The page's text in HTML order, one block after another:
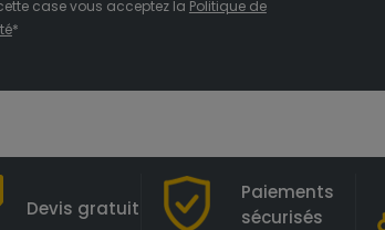
case vous acceptez la Politique de
*
Devis gratuit
Paiements
sécurisés